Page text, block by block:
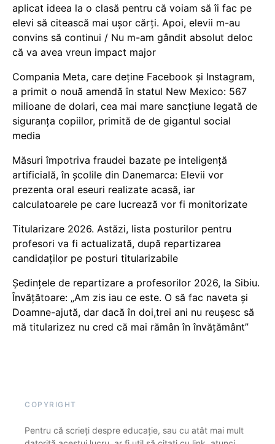
aplicat ideea la o clasă pentru că voiam să îi fac pe
elevi să citească mai ușor cărți. Apoi, elevii m-au
convins să continui / Nu m-am gândit absolut deloc
că va avea vreun impact major
Compania Meta, care deține Facebook și Instagram,
a primit o nouă amendă în statul New Mexico: 567
milioane de dolari, cea mai mare sancțiune legată de
siguranța copiilor, primită de de gigantul social
media
Măsuri împotriva fraudei bazate pe inteligență
artificială, în școlile din Danemarca: Elevii vor
prezenta oral eseuri realizate acasă, iar
calculatoarele pe care lucrează vor fi monitorizate
Titularizare 2026. Astăzi, lista posturilor pentru
profesori va fi actualizată, după repartizarea
candidaților pe posturi titularizabile
Ședințele de repartizare a profesorilor 2026, la Sibiu.
Învățătoare: „Am zis iau ce este. O să fac naveta și
Doamne-ajută, dar dacă în doi,trei ani nu reușesc să
mă titularizez nu cred că mai rămân în învățământ”
COPYRIGHT
Pentru că scrieți despre educație, sau cu atât mai mult